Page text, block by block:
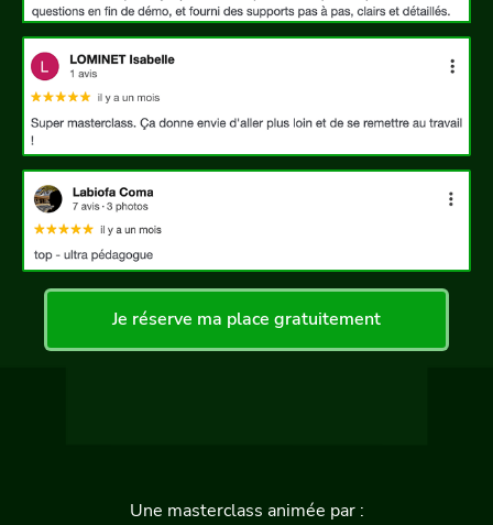
Je réserve ma place gratuitement
Une masterclass animée par :